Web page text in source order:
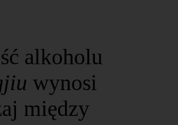
alkoholu
wynosi
między